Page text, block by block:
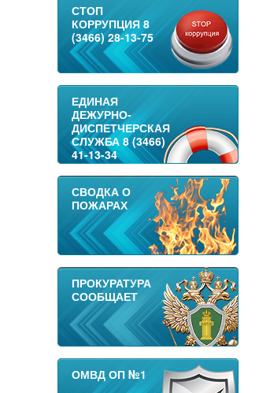
СТОП
КОРРУПЦИЯ 8
(3466) 28-13-75
ЕДИНАЯ
ДЕЖУРНО-
ДИСПЕТЧЕРСКАЯ
СЛУЖБА 8 (3466)
41-13-34
СВОДКА О
ПОЖАРАХ
ПРОКУРАТУРА
СООБЩАЕТ
ОМВД ОП №1